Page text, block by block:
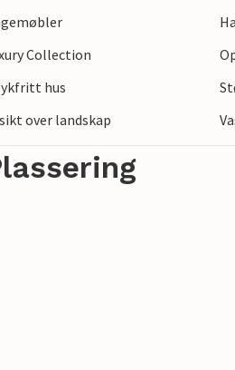
historiske
Collection
hus
over landskap